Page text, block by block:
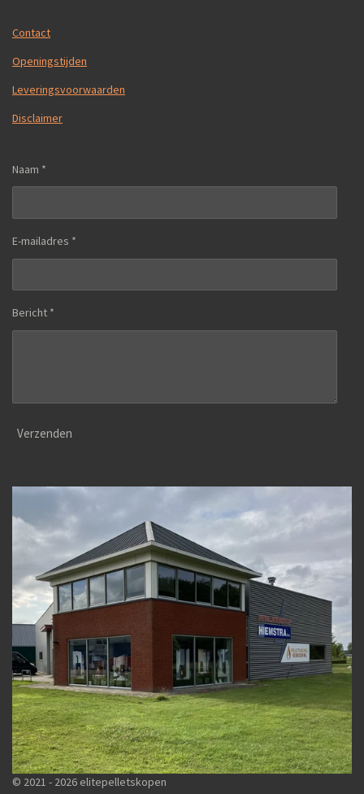
Contact
Openingstijden
Leveringsvoorwaarden
Disclaimer
Naam *
E-mailadres *
Bericht *
Verzenden
© 2021 - 2026 elitepelletskopen